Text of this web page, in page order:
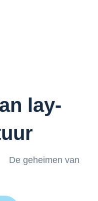
lay-
De geheimen van